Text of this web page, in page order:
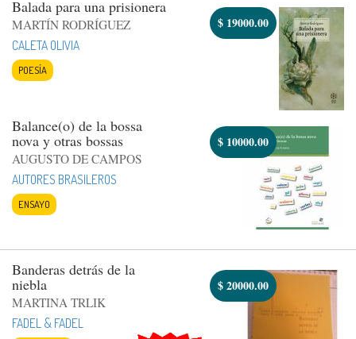
Balada para una prisionera
MARTÍN RODRÍGUEZ
CALETA OLIVIA
POESÍA
$ 19000.00
Balance(o) de la bossa
nova y otras bossas
AUGUSTO DE CAMPOS
AUTORES BRASILEROS
ENSAYO
$ 10000.00
Banderas detrás de la
niebla
MARTINA TRLIK
FADEL & FADEL
$20000.00